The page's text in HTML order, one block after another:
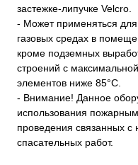
застежке-липучке Velcro.
- Может применяться
газовых средах в
кроме подземных
строений с
элементов ниже 85°С.
- Внимание! Данное
использования
проведения связанных
спасательных работ.